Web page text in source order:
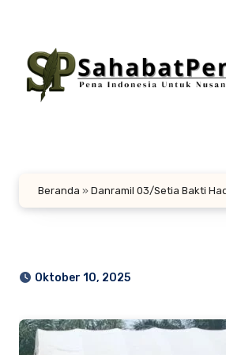
konten
Beranda » Danramil 03/Setia Bakti
Oktober 10, 2025